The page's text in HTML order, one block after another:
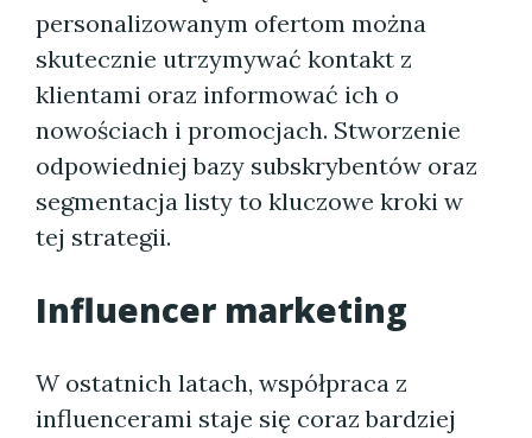
personalizowanym ofertom można
skutecznie utrzymywać kontakt z
klientami oraz informować ich o
nowościach i promocjach. Stworzenie
odpowiedniej bazy subskrybentów oraz
segmentacja listy to kluczowe kroki w
tej strategii.
Influencer marketing
W ostatnich latach, współpraca z
influencerami staje się coraz bardziej